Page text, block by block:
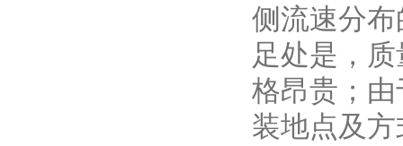
侧流速分
足处是，
格昂贵；
装地点及